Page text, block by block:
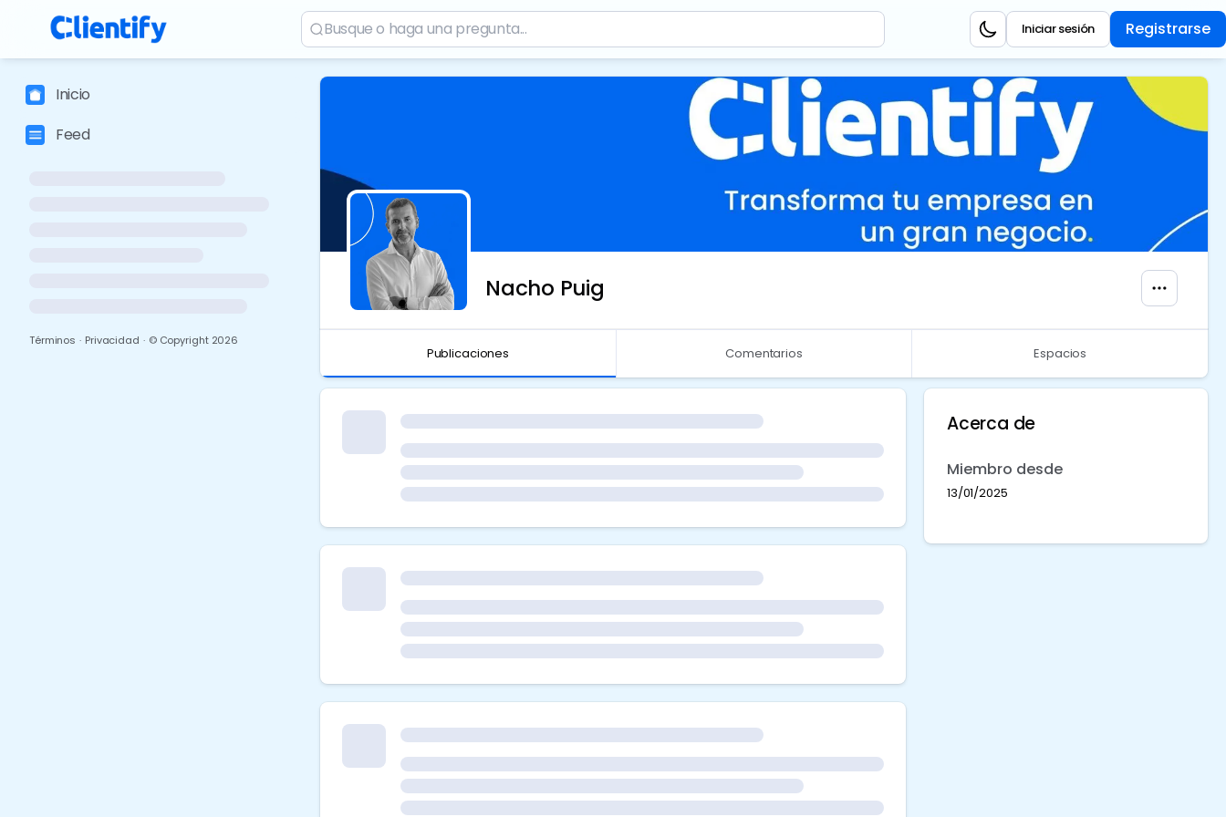
Registrarse
Iniciar sesión
Inicio
Feed
Términos · Privacidad · © Copyright 2026
Nacho Puig
Publicaciones Comentarios Espacios
Acerca de
Miembro desde
13/01/2025